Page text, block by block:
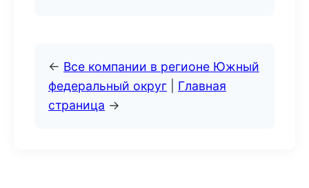
← Все компании в регионе Южный
федеральный округ
Главная
страница →